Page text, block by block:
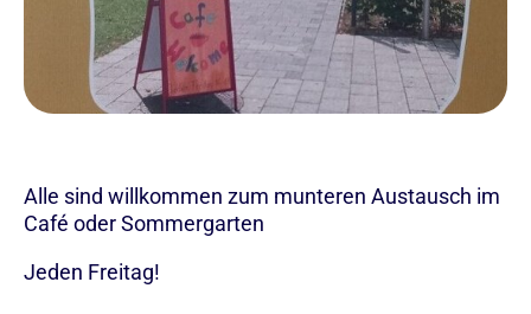
Alle sind willkommen zum munteren Austausch im
Café oder Sommergarten
Jeden Freitag!